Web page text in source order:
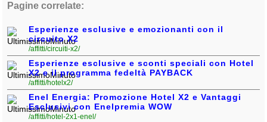
Pagine correlate:
Esperienze esclusive e emozionanti con il
circuito X2
/affitti/circuiti-x2/
Esperienze esclusive e sconti speciali con Hotel
X2 e il programma fedeltà PAYBACK
/affitti/hotelx2/
Enel Energia: Promozione Hotel X2 e Vantaggi
Esclusivi con Enelpremia WOW
/affitti/hotel-2x1-enel/
Basilicata
Calabria(331)
Campania(363)
Emilia - Romagna(228)
Friuli - Venezia Giulia
(39)